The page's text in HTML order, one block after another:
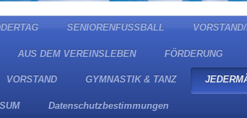
SENIORENFUSSBALL
AUS DEM VEREINSLEBEN FÖRDERUNG
VORSTAND GYMNASTIK & TANZ
Datenschutzbestimmungen